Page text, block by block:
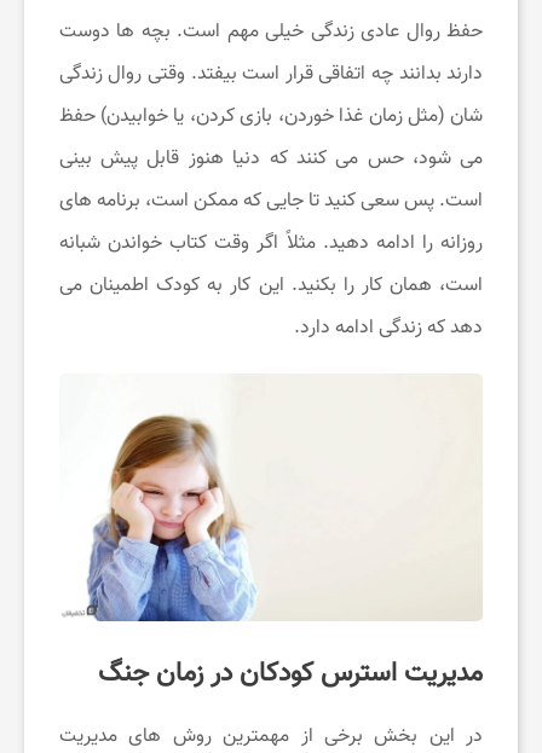
حفظ روال عادی زندگی خیلی مهم است. بچه‌ ها دوست
دارند بدانند چه اتفاقی قرار است بیفتد. وقتی روال زندگی
‌شان (مثل زمان غذا خوردن، بازی کردن، یا خوابیدن) حفظ
می ‌شود، حس می ‌کنند که دنیا هنوز قابل پیش‌ بینی
است. پس سعی کنید تا جایی که ممکن است، برنامه‌ های
روزانه‌ را ادامه دهید. مثلاً اگر وقت کتاب خواندن شبانه
است، همان کار را بکنید. این کار به کودک اطمینان می‌
دهد که زندگی ادامه دارد.
مدیریت استرس کودکان در زمان جنگ
در این بخش برخی از مهمترین روش های مدیریت